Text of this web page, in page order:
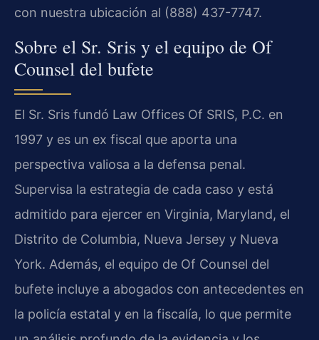
con nuestra ubicación al (888) 437-7747.
Sobre el Sr. Sris y el equipo de Of
Counsel del bufete
El Sr. Sris fundó Law Offices Of SRIS, P.C. en
1997 y es un ex fiscal que aporta una
perspectiva valiosa a la defensa penal.
Supervisa la estrategia de cada caso y está
admitido para ejercer en Virginia, Maryland, el
Distrito de Columbia, Nueva Jersey y Nueva
York. Además, el equipo de Of Counsel del
bufete incluye a abogados con antecedentes en
la policía estatal y en la fiscalía, lo que permite